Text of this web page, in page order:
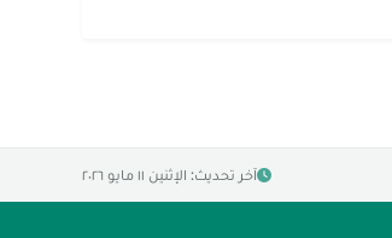
آخر تحديث: الإثنين ١١ مايو ٢٠٢٦